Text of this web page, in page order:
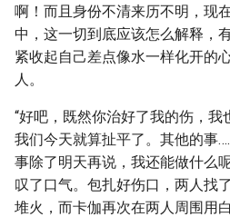
啊！而且身份不清来历不明，现
中，这一切到底应该怎么解释，
紧收起自己差点像水一样化开的
人。
“好吧，既然你治好了我的伤，我
我们今天就算扯平了。其他的事
事除了明天再说，我还能做什么
叹了口气。包扎好伤口，两人找
堆火，而卡伽再次在两人周围用